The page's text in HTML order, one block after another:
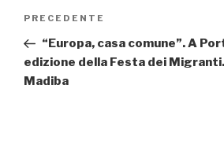
Navigazione
Articolo
precedente:
PRECEDENTE
“Europa, casa comune”. A
edizione della Festa dei
Madiba